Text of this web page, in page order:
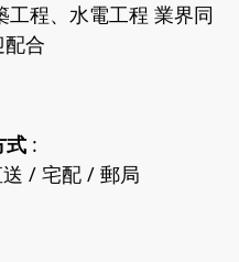
程、水電工程 業界同
合
式 :
/ 宅配 / 郵局